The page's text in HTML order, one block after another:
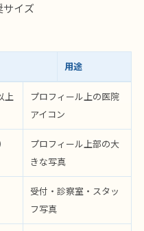
サイズ
用途
上
プロフィール上の医院
アイコン
プロフィール上部の大
きな写真
受付・診察室・スタッ
フ写真